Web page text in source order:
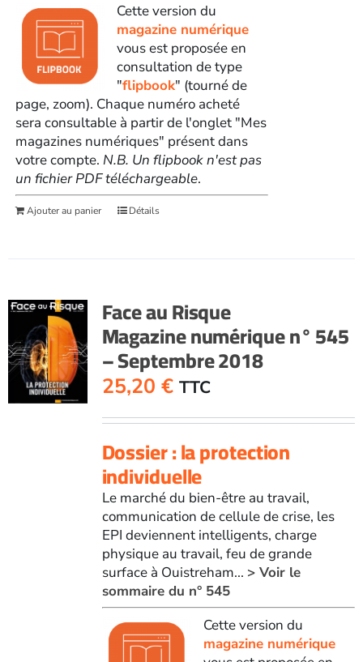
Cette version du
magazine numérique
vous est proposée en
consultation de type
"flipbook" (tourné de
page, zoom). Chaque numéro acheté
sera consultable à partir de l'onglet "Mes
magazines numériques" présent dans
votre compte. N.B. Un flipbook n'est pas
un fichier PDF téléchargeable.
Ajouter au panier Détails
Face au Risque
Magazine numérique n° 545
– Septembre 2018
25,20 € TTC
Dossier : la protection
individuelle
Le marché du bien-être au travail,
communication de cellule de crise, les
EPI deviennent intelligents, charge
physique au travail, feu de grande
surface à Ouistreham... > Voir le
sommaire du n° 545
Cette version du
magazine numérique